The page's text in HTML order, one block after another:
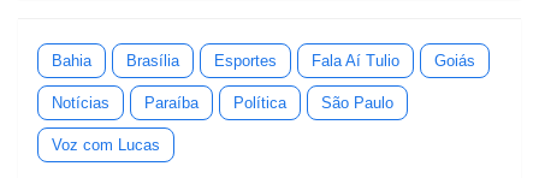
Bahia Brasília Esportes Fala Aí Tulio Goiás
Notícias Paraíba Política São Paulo
Voz com Lucas